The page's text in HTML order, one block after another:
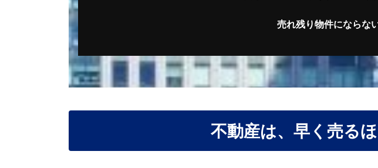
売れ残り物件にならな
不動産は、早く売る